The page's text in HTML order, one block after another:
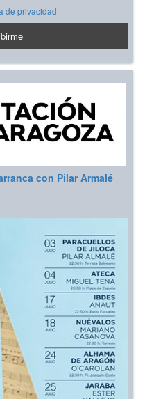
de privacidad
con Pilar Armalé